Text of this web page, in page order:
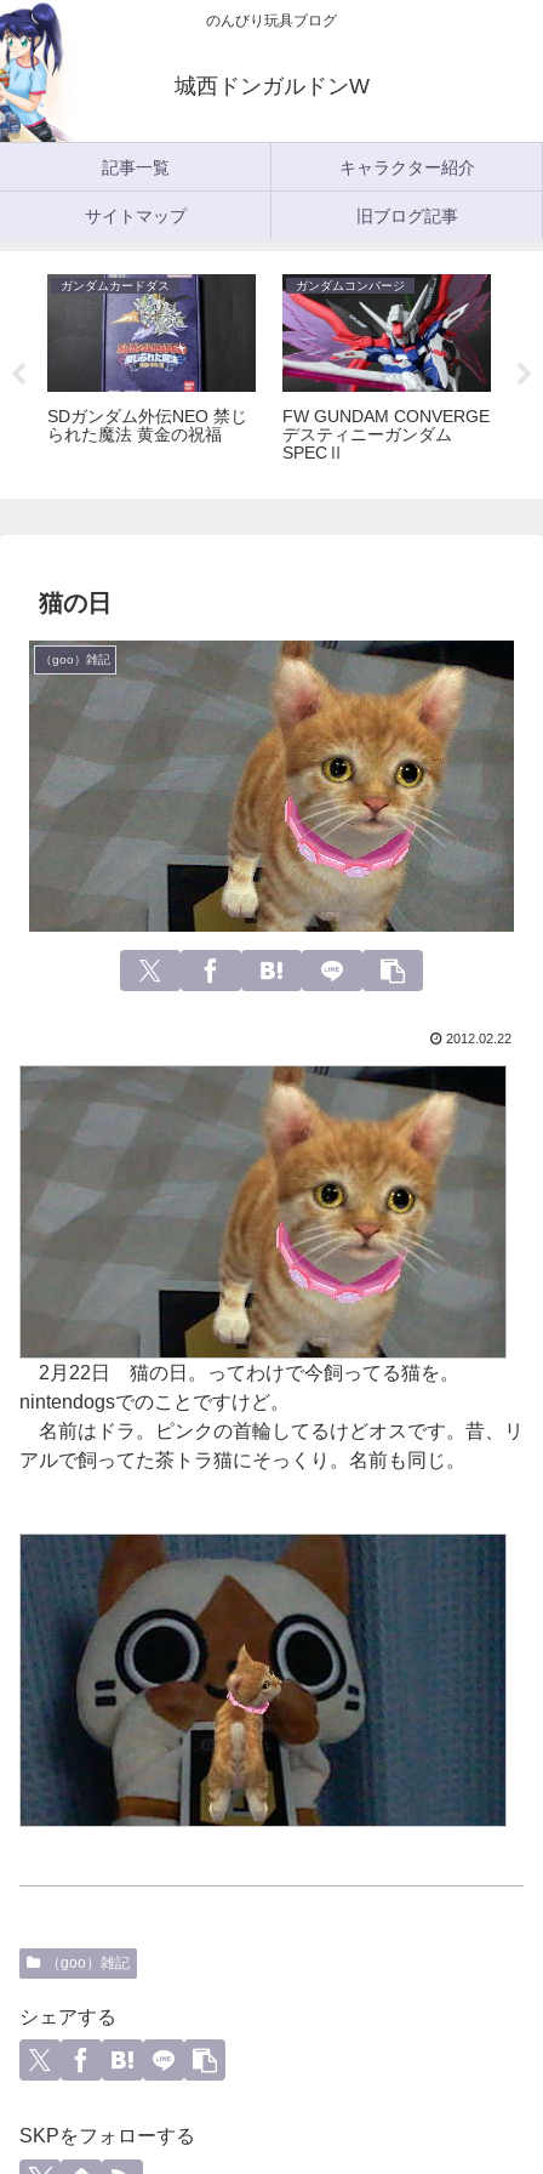
のんびり玩具ブログ
城西ドンガルドンW
記事一覧 キャラクター紹介
サイトマップ 旧ブログ記事
ガンダムカードダス
SDガンダム外伝NEO 禁じ
られた魔法 黄金の祝福
ガンダムコンバージ
FW GUNDAM CONVERGE
デスティニーガンダム
SPECⅡ
猫の日
（goo）雑記
2012.02.22
2月22日 猫の日。ってわけで今飼ってる猫を。
nintendogsでのことですけど。
名前はドラ。ピンクの首輪してるけどオスです。昔、リ
アルで飼ってた茶トラ猫にそっくり。名前も同じ。
（goo）雑記
シェアする
SKPをフォローする